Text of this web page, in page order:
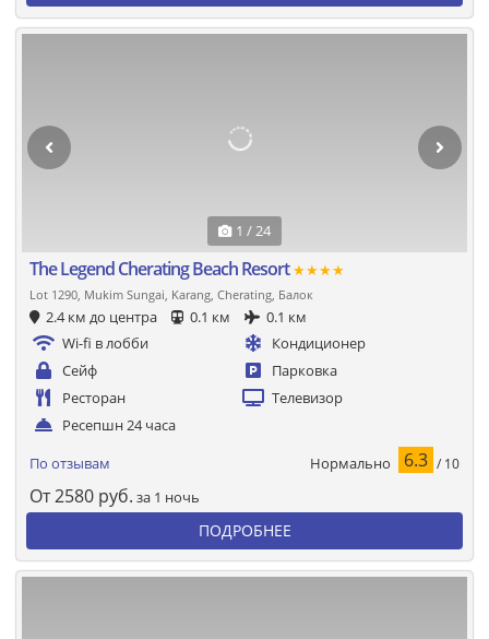
1 / 24
The Legend Cherating Beach Resort★★★★
Lot 1290, Mukim Sungai, Karang, Cherating, Балок
2.4 км до центра 0.1 км
0.1 км
Wi-fi в лобби
Кондиционер
Сейф
Парковка
Ресторан
Телевизор
Ресепшн 24 часа
По отзывам Нормально 6.3 / 10
От2580 руб. за 1 ночь
ПОДРОБНЕЕ